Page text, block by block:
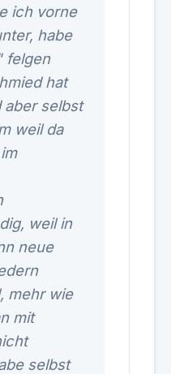
ich vorne
habe
felgen
hat
aber selbst
weil da
weil in
neue
mehr wie
mit
selbst